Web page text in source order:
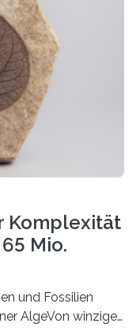
des
der Bäckerhefe
der für die
ist. Die
in der
Komplexität
Mio.
und Fossilien
AlgeVon winzigen